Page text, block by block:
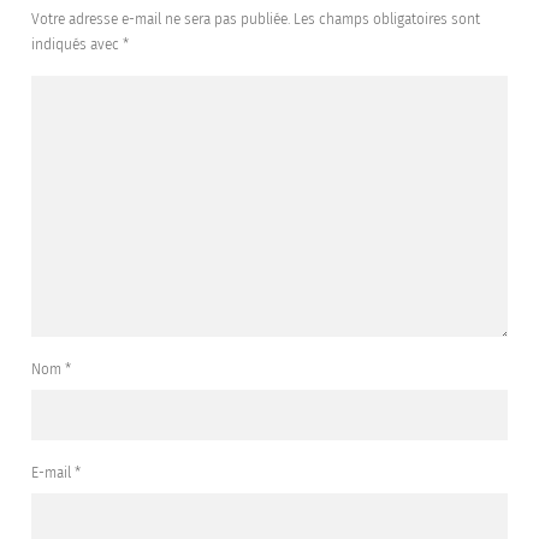
Votre adresse e-mail ne sera pas publiée. Les champs obligatoires sont
indiqués avec *
Nom *
E-mail *